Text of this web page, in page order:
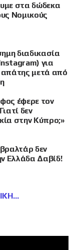
στα δώδεκα
Νομικούς
διαδικασία
για
απάτης μετά από
έφερε τον
δεν
στην Κύπρο;»
δεν
Ελλάδα Δαβίδ!